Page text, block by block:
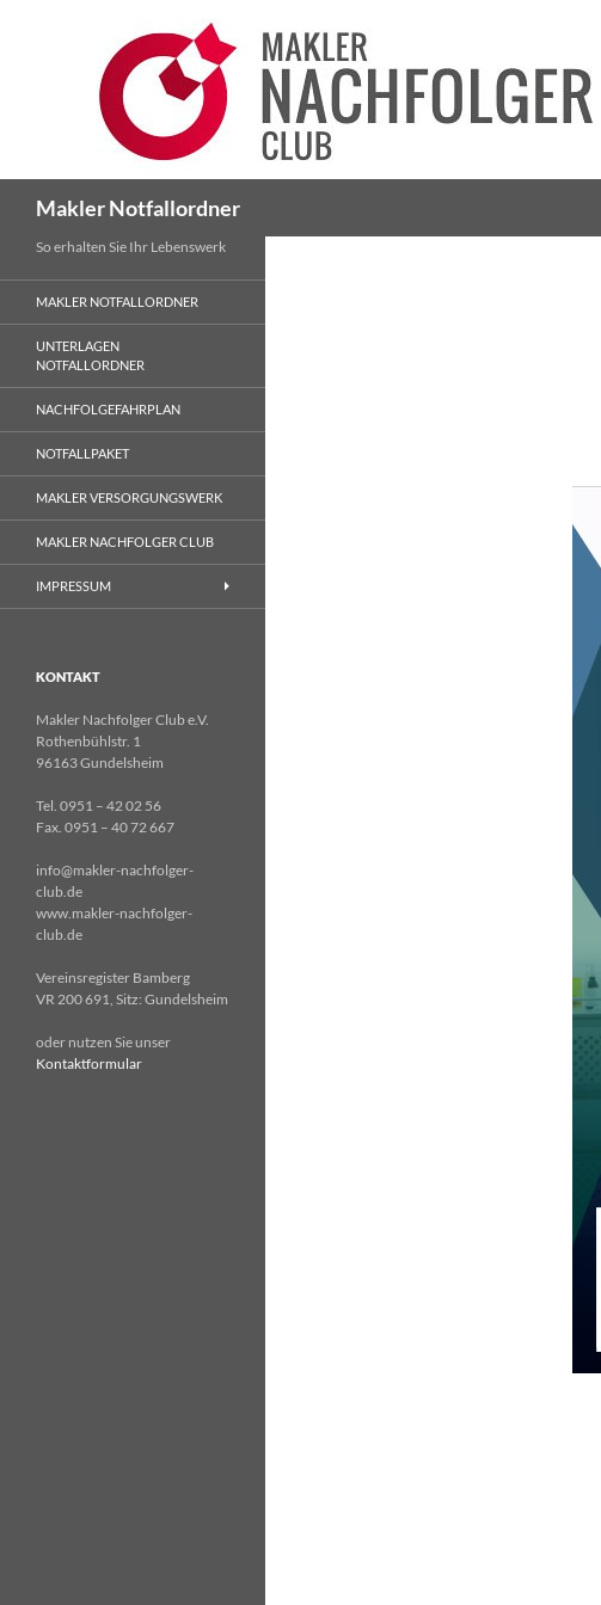
Makler Notfallordner
So erhalten Sie Ihr Lebenswerk
MAKLER NOTFALLORDNER
UNTERLAGEN
NOTFALLORDNER
NACHFOLGEFAHRPLAN
NOTFALLPAKET
MAKLER VERSORGUNGSWERK
MAKLER NACHFOLGER CLUB
IMPRESSUM
KONTAKT
Makler Nachfolger Club e.V.
Rothenbühlstr. 1
96163 Gundelsheim
Tel. 0951 – 42 02 56
Fax. 0951 – 40 72 667
info@makler-nachfolger-
club.de
www.makler-nachfolger-
club.de
Vereinsregister Bamberg
VR 200 691, Sitz: Gundelsheim
oder nutzen Sie unser
Kontaktformular